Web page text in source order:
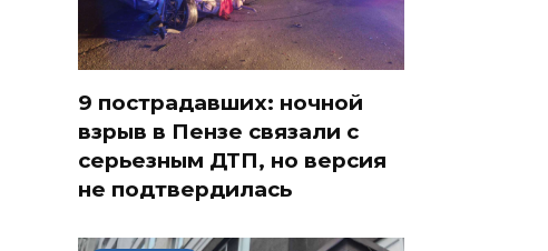
9 пострадавших: ночной
взрыв в Пензе связали с
серьезным ДТП, но версия
не подтвердилась